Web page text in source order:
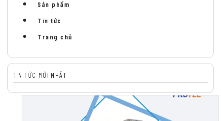
Sản phẩm
Tin tức
Trang chủ
TIN TỨC MỚI NHẤT